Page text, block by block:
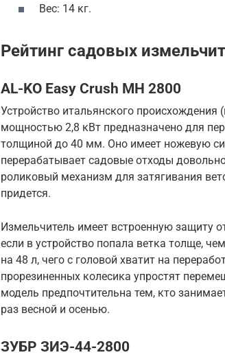
Вес: 14 кг.
Рейтинг садовых
AL-KO Easy Crush MH 2800
Устройство итальянского
мощностью 2,8 кВт предназначено для
толщиной до 40 мм. Оно имеет ножевую
перерабатывает садовые отходы
роликовый механизм для затягивания
придется.
Измельчитель имеет встроенную защиту
если в устройство попала ветка толще,
на 48 л, чего с головой хватит на
прорезиненных колесика упростят
модель предпочтительна тем, кто
раз весной и осенью.
ЗУБР ЗИЭ-44-2800